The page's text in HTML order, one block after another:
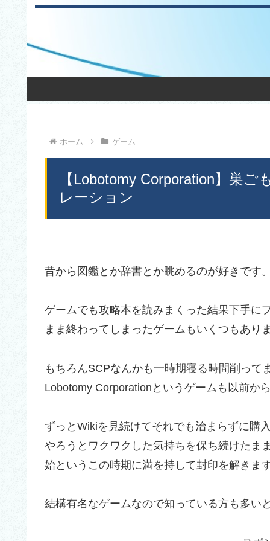
ホーム ゲーム
【Lobotomy Corporation】巣
レーション
昔から図鑑とか辞書とか眺めるのが好きです
ゲームでも攻略本を読みまくった結果下手に
まま終わってしまったゲームもいくつもあり
もちろんSCPなんかも一時期寝る時間削っ
Lobotomy Corporationというゲームも以前か
ずっとWikiを見続けてそれでも治まらずに購
やろうとワクワクした気持ちを保ち続けたま
始というこの時期に満を持して封印を解きま
結構有名なゲームなので知っている方も多い